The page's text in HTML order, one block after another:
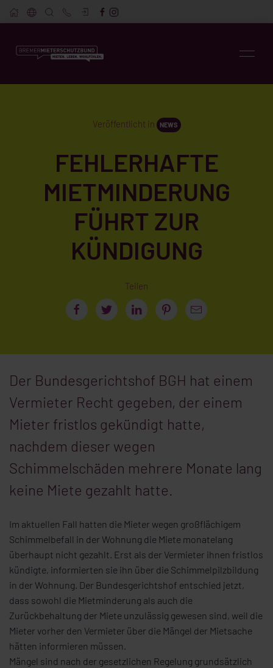
Veröffentlicht in NEWS
FEHLERHAFTE
MIETMINDERUNG
FÜHRT ZUR
KÜNDIGUNG
Teilen
Der Bundesgerichtshof BGH hat einem
Vermieter Recht gegeben, der einem
Mieter fristlos gekündigt hatte,
nachdem dieser wegen
Schimmelschäden mehrere Monate lang
keine Miete gezahlt hatte.
Im aktuellen Fall hatten die Mieter wegen großflächigem
Schimmelbefall in der Wohnung die Miete monatelang
überhaupt nicht gezahlt. Erst als der Vermieter ihnen fristlos
kündigte, informierten sie ihn über die Schimmelpilzbildung
in der Wohnung. Der Bundesgerichtshof entschied jetzt,
dass sowohl die Mietminderung als auch die
Zurückbehaltung der Miete unzulässig gewesen sind, weil die
Mieter vorher den Vermieter über die Mängel der Mietsache
hätten informieren müssen.
Mängel sind nach der gesetzlichen Regelung grundsätzlich